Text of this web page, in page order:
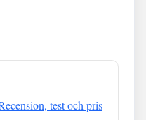
test och pris